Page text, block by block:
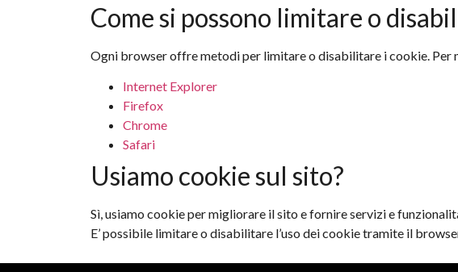
Come si possono limitare o
Ogni browser offre metodi per limitare o disabilitare i cookie.
Internet Explorer
Firefox
Chrome
Safari
Usiamo cookie sul sito?
Sì, usiamo cookie per migliorare il sito e fornire servizi e
E’ possibile limitare o disabilitare l’uso dei cookie tramite il